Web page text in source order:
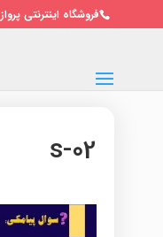
فروشگاه اینترنتی پرواز 09128501125 / 02122691010
02-s